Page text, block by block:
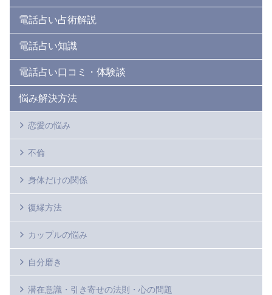
電話占い占術解説
電話占い知識
電話占い口コミ・体験談
悩み解決方法
恋愛の悩み
不倫
身体だけの関係
復縁方法
カップルの悩み
自分磨き
潜在意識・引き寄せの法則・心の問題